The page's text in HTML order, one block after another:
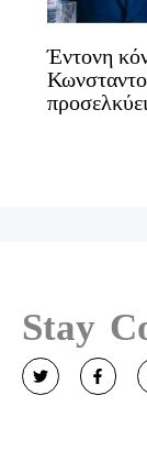
Έντονη
Stay
T
w
i
F
a
c